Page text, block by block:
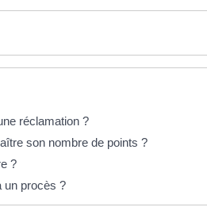
réclamation ?
son nombre de points ?
?
un procès ?